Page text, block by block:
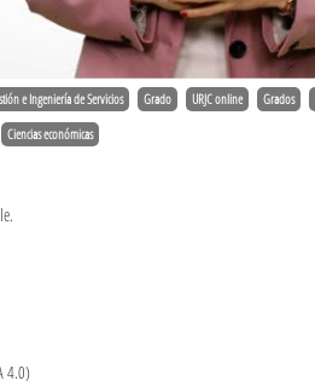
e Ingeniería de Servicios Grado URJC online Grados
Ciencias económicas
4.0)